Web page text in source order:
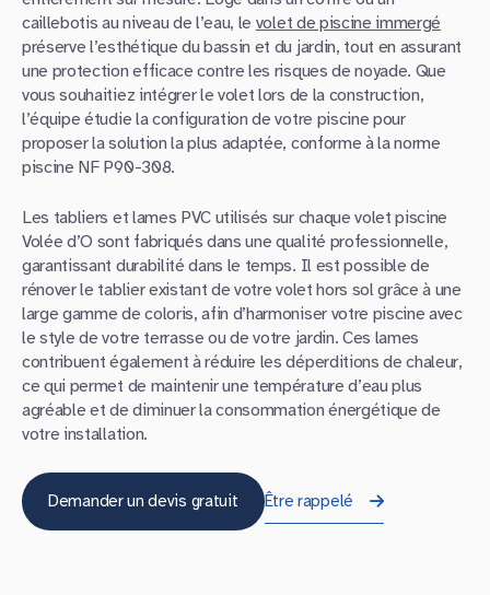
caillebotis au niveau de l’eau, le volet de piscine immergé
préserve l’esthétique du bassin et du jardin, tout en assurant
une protection efficace contre les risques de noyade. Que
vous souhaitiez intégrer le volet lors de la construction,
l’équipe étudie la configuration de votre piscine pour
proposer la solution la plus adaptée, conforme à la norme
piscine NF P90-308.
Les tabliers et lames PVC utilisés sur chaque volet piscine
Volée d’O sont fabriqués dans une qualité professionnelle,
garantissant durabilité dans le temps. Il est possible de
rénover le tablier existant de votre volet hors sol grâce à une
large gamme de coloris, afin d’harmoniser votre piscine avec
le style de votre terrasse ou de votre jardin. Ces lames
contribuent également à réduire les déperditions de chaleur,
ce qui permet de maintenir une température d’eau plus
agréable et de diminuer la consommation énergétique de
votre installation.
Demander un devis gratuit Être rappelé